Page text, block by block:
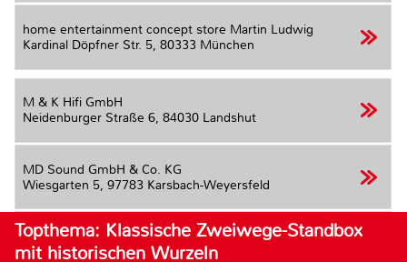
home entertainment concept store Martin Ludwig
Kardinal Döpfner Str. 5, 80333 München
M & K Hifi GmbH
Neidenburger Straße 6, 84030 Landshut
MD Sound GmbH & Co. KG
Wiesgarten 5, 97783 Karsbach-Weyersfeld
Topthema: Klassische Zweiwege-Standbox
mit historischen Wurzeln